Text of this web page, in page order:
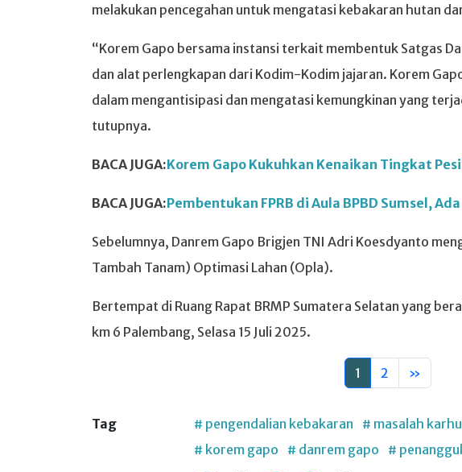
melakukan pencegahan untuk mengatasi kebakaran hutan
“Korem Gapo bersama instansi terkait membentuk Satgas
dan alat perlengkapan dari Kodim-Kodim jajaran. Korem
dalam mengantisipasi dan mengatasi kemungkinan yang
tutupnya.
BACA JUGA:Korem Gapo Kukuhkan Kenaikan Tingkat
BACA JUGA:Pembentukan FPRB di Aula BPBD Sumsel,
Sebelumnya, Danrem Gapo Brigjen TNI Adri Koesdyanto
Tambah Tanam) Optimasi Lahan (Opla).
Bertempat di Ruang Rapat BRMP Sumatera Selatan yang
km 6 Palembang, Selasa 15 Juli 2025.
1 2 »
Tag # pengendalian kebakaran # masalah
# korem gapo
# danrem gapo
#